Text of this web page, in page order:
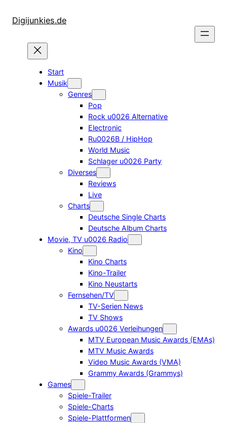
InhaltDigijunkies.de
Start
Musik
Genres
Pop
Rock u0026 Alternative
Electronic
Ru0026B / HipHop
World Music
Schlager u0026 Party
Diverses
Reviews
Live
Charts
Deutsche Single Charts
Deutsche Album Charts
Movie, TV u0026 Radio
Kino
Kino Charts
Kino-Trailer
Kino Neustarts
Fernsehen/TV
TV-Serien News
TV Shows
Awards u0026 Verleihungen
MTV European Music Awards (EMAs)
MTV Music Awards
Video Music Awards (VMA)
Grammy Awards (Grammys)
Games
Spiele-Trailer
Spiele-Charts
Spiele-Plattformen